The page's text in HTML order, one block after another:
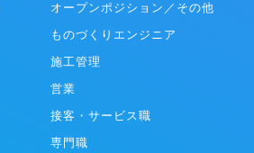
ューションを開発提供しています。
オープンポジション／その他
ものづくりエンジニア
施工管理
営業
接客・サービス職
専門職